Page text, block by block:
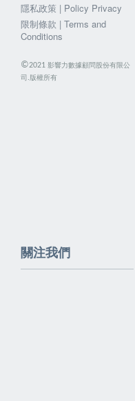
隱私政策 | Policy Privacy
限制條款 | Terms and
Conditions
©2021 影響力數據顧問股份有限公
司.版權所有
關注我們